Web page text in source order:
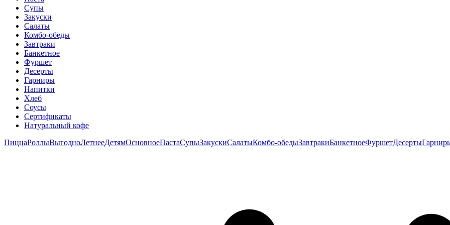
Супы
Закуски
Салаты
Комбо-обеды
Завтраки
Банкетное
Фуршет
Десерты
Гарниры
Напитки
Хлеб
Соусы
Сертификаты
Натуральный кофе
ПиццаРоллыВыгодноЛетнееДетямОсновноеПастаСупыЗакускиСалатыКомбо-обедыЗавтракиБанкетноеФуршетДесерты